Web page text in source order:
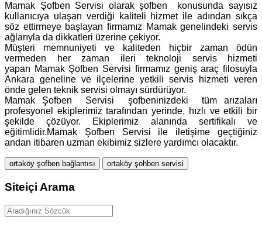
Mamak Şofben Servisi olarak şofben konusunda sayısız
kullanıcıya ulaşan verdiği kaliteli hizmet ile adından sıkça
söz ettirmeye başlayan firmamız Mamak genelindeki servis
ağlarıyla da dikkatleri üzerine çekiyor.
Müşteri memnuniyeti ve kaliteden hiçbir zaman ödün
vermeden her zaman ileri teknoloji servis hizmeti
yapan Mamak Şofben Servisi firmamız geniş araç filosuyla
Ankara geneline ve ilçelerine yetkili servis hizmeti veren
önde gelen teknik servisi olmayı sürdürüyor.
Mamak Şofben Servisi şofbeninizdeki tüm arızaları
profesyonel ekiplerimiz tarafından yerinde, hızlı ve etkili bir
şekilde çözüyor. Ekiplerimiz alanında sertifikalı ve
eğitimlidir.Mamak Şofben Servisi ile iletişime geçtiğiniz
andan itibaren uzman ekibimiz sizlere yardımcı olacaktır.
ortaköy şofben bağlantısı ortaköy şohben servisi
Siteiçi Arama